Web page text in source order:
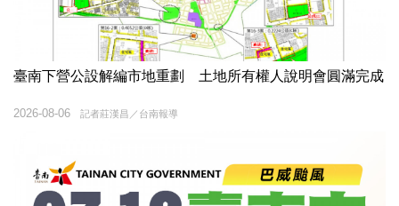
臺南下營公設解編市地重劃 土地所有權人說明會圓滿完成
記者莊漢昌／台南報導
2026-08-06